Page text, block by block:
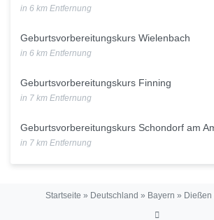
in 6 km Entfernung
Geburtsvorbereitungskurs Wielenbach
in 6 km Entfernung
Geburtsvorbereitungskurs Finning
in 7 km Entfernung
Geburtsvorbereitungskurs Schondorf am
in 7 km Entfernung
Startseite » Deutschland » Bayern » Dießen